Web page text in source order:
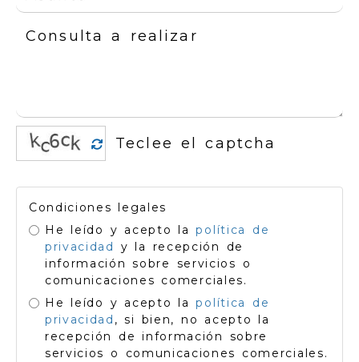
Condiciones legales
He leído y acepto lapolítica de
privacidad
y la recepción de
información sobre servicios o
comunicaciones comerciales.
He leído y acepto lapolítica de
privacidad , si bien, no acepto la
recepción de información sobre
servicios o comunicaciones comerciales.